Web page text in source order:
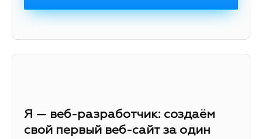
Я — веб-разработчик: создаём
свой первый веб-сайт за один